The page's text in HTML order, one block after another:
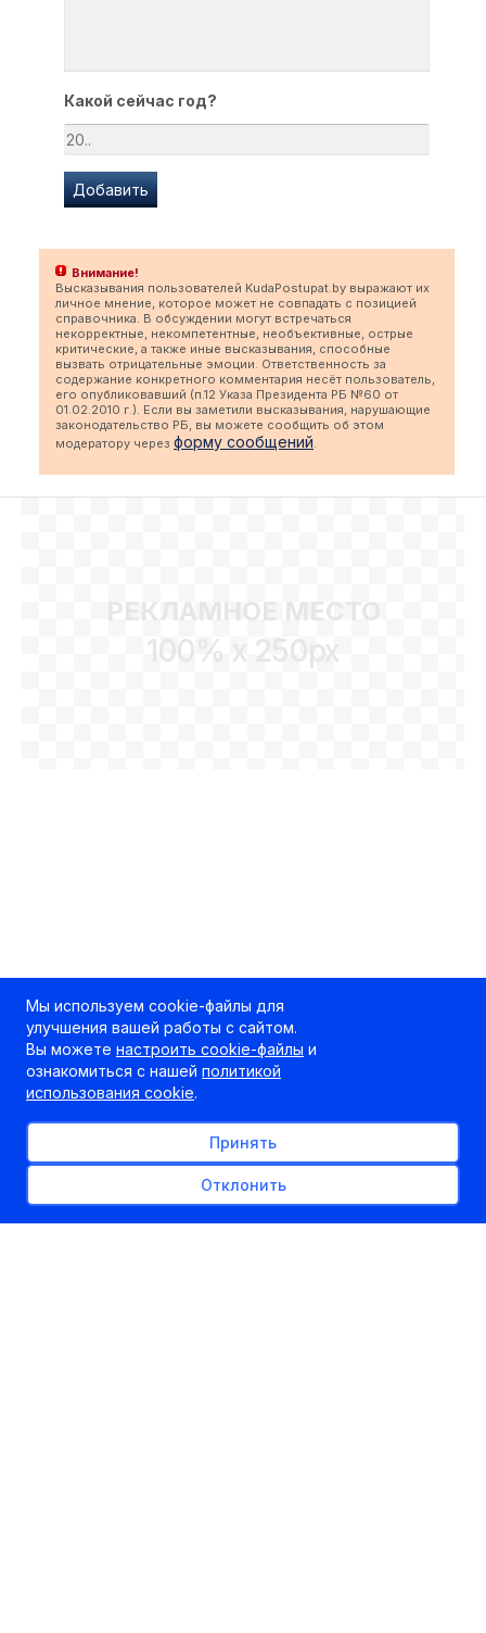
Какой сейчас год?
Внимание!
Высказывания пользователей KudaPostupat.by выражают их
личное мнение, которое может не совпадать с позицией
справочника. В обсуждении могут встречаться
некорректные, некомпетентные, необъективные, острые
критические, а также иные высказывания, способные
вызвать отрицательные эмоции. Ответственность за
содержание конкретного комментария несёт пользователь,
его опубликовавший (п.12 Указа Президента РБ №60 от
01.02.2010 г.). Если вы заметили высказывания, нарушающие
законодательство РБ, вы можете сообщить об этом
модератору через форму сообщений.
РЕКЛАМНОЕ МЕСТО
100% x 250px
Мы используем cookie-файлы для
улучшения вашей работы с сайтом.
Вы можете настроить cookie-файлы и
ознакомиться с нашей политикой
использования cookie.
Принять
Отклонить